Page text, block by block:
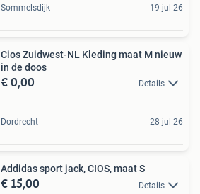
Sommelsdijk 19 jul 26
Cios Zuidwest-NL Kleding maat M nieuw
in de doos
€ 0,00 Details
Dordrecht 28 jul 26
Addidas sport jack, CIOS, maat S
€ 15,00 Details